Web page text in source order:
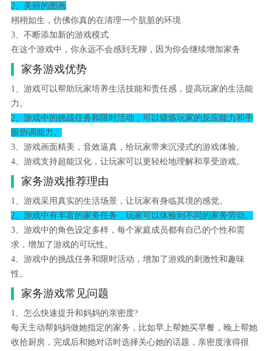
2、美丽的图画
栩栩如生，仿佛你真的在清理一个肮脏的环境
3、不断添加新的游戏模式
在这个游戏中，你永远不会感到无聊，因为你会继续增加家务
家务游戏优势
1、游戏可以帮助玩家培养生活技能和责任感，提高玩家的生活能
力。
2、游戏中的挑战任务和限时活动，可以锻炼玩家的反应能力和手
眼协调能力。
3、游戏画面精美，音效逼真，给玩家带来沉浸式的游戏体验。
4、游戏支持超能汉化，让玩家可以更轻松地理解和享受游戏。
家务游戏推荐理由
1、游戏采用真实的生活场景，让玩家有身临其境的感觉。
2、游戏中有丰富的家务任务，玩家可以体验到不同的家务劳动。
3、游戏中的角色设定多样，每个家庭成员都有自己的个性和需
求，增加了游戏的可玩性。
4、游戏中的挑战任务和限时活动，增加了游戏的刺激性和趣味
性。
家务游戏常见问题
1、怎么快速提升和妈妈的亲密度?
每天主动帮妈妈做她指定的家务，比如早上帮她买早餐，晚上帮她
收拾厨房，完成后和她对话时选择关心她的话题，亲密度涨得很